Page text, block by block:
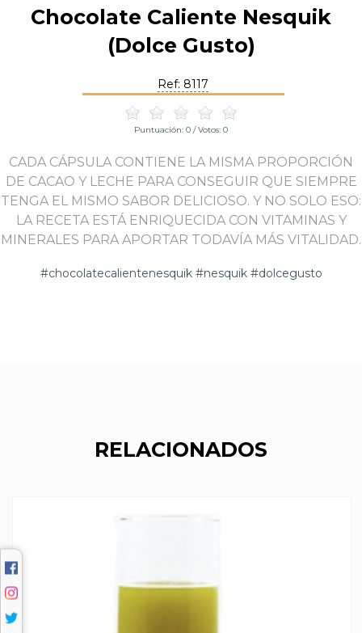
Chocolate Caliente Nesquik
(Dolce Gusto)
Ref: 8117
Puntuación: 0 / Votos: 0
CADA CÁPSULA CONTIENE LA MISMA PROPORCIÓN
DE CACAO Y LECHE PARA CONSEGUIR QUE SIEMPRE
TENGA EL MISMO SABOR DELICIOSO. Y NO SOLO ESO:
LA RECETA ESTÁ ENRIQUECIDA CON VITAMINAS Y
MINERALES PARA APORTAR TODAVÍA MÁS VITALIDAD.
#chocolatecalientenesquik #nesquik #dolcegusto
RELACIONADOS